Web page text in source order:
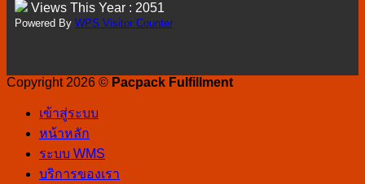
Views This Year : 2051
Powered By WPS Visitor Counter
Copyright 2026 © Pacpack Fulfillment
เข้าสู่ระบบ
หน้าหลัก
ระบบ WMS
บริการของเรา